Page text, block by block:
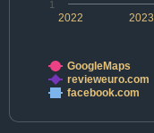
2022 2023
1
GoogleMaps
revieweuro.com
facebook.com